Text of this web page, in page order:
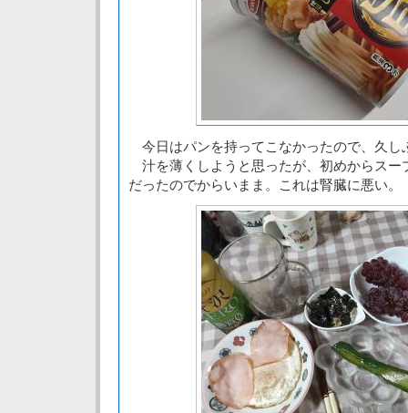
今日はパンを持ってこなかったので、久し
汁を薄くしようと思ったが、初めからスー
だったのでからいまま。これは腎臓に悪い。